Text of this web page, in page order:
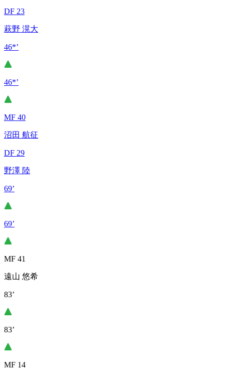
DF 23
萩野 滉大
46*’
46*’
MF 40
沼田 航征
DF 29
野澤 陸
69’
69’
MF 41
遠山 悠希
83’
83’
MF 14